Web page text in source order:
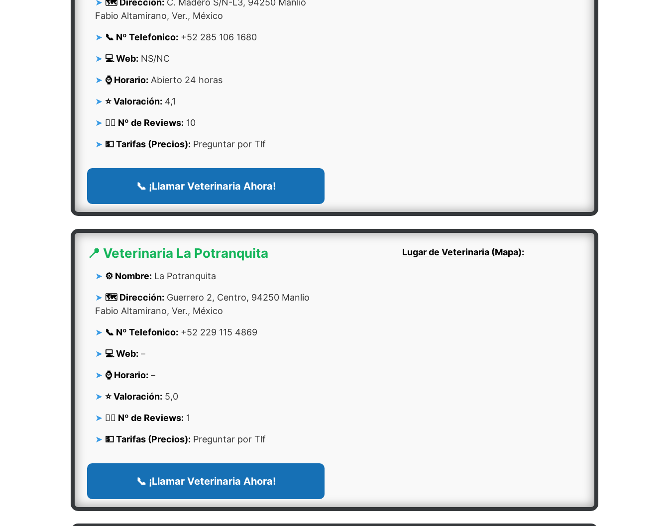
🗺️ Dirección: C. Madero S/N-L3, 94250 Manlio
Fabio Altamirano, Ver., México
📞 Nº Telefonico: +52 285 106 1680
💻 Web: NS/NC
⌚ Horario: Abierto 24 horas
⭐ Valoración: 4,1
👍🏻 Nº de Reviews: 10
💵 Tarifas (Precios): Preguntar por Tlf
📞 ¡Llamar Veterinaria Ahora!
📍 Veterinaria La Potranquita
⚙️ Nombre: La Potranquita
🗺️ Dirección: Guerrero 2, Centro, 94250 Manlio
Fabio Altamirano, Ver., México
📞 Nº Telefonico: +52 229 115 4869
💻 Web: –
⌚ Horario: –
⭐ Valoración: 5,0
👍🏻 Nº de Reviews: 1
💵 Tarifas (Precios): Preguntar por Tlf
📞 ¡Llamar Veterinaria Ahora!
Lugar de Veterinaria (Mapa):